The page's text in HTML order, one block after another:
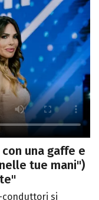
una gaffe e
tue mani")
conduttori si